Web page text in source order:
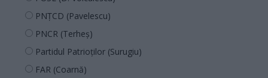
PNȚCD (Pavelescu)
PNCR (Terheș)
Partidul Patrioților (Surugiu)
FAR (Coarnă)